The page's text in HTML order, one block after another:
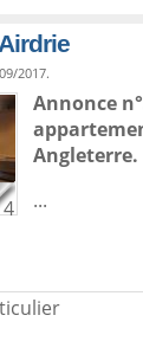
2017.
4
Annonce
Angleterre.
...